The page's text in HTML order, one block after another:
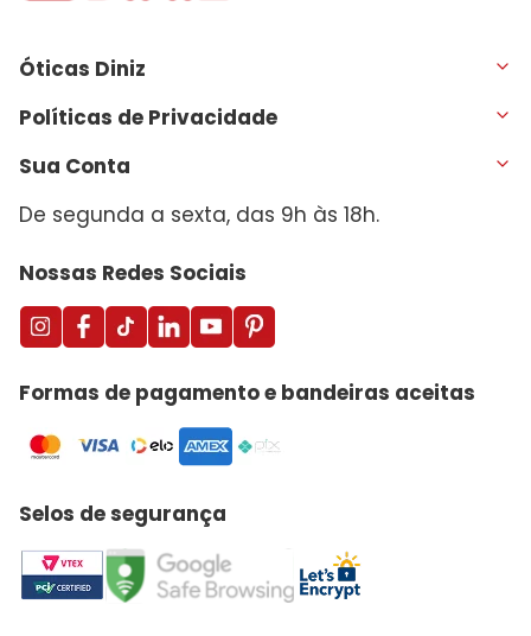
Óticas Diniz
Políticas de Privacidade
Sua Conta
De segunda a sexta, das 9h às 18h.
Nossas Redes Sociais
Formas de pagamento e bandeiras aceitas
Selos de segurança